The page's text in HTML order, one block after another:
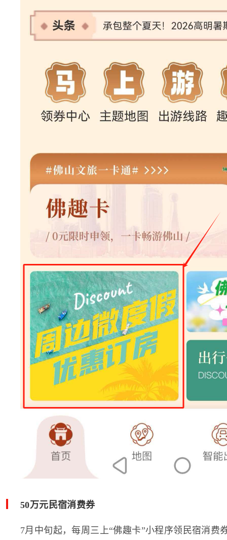
50万元民宿消费券
7月中旬起，每周三上“佛趣卡”小程序领民宿消费